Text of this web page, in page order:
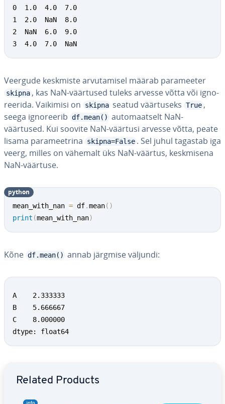
0  1.0  4.0  7.0
1  2.0  NaN  8.0
2  NaN  6.0  9.0
3  4.0  7.0  NaN
Veergude keskmiste ar­vu­ta­misel määrab pa­ra­mee­ter
skipna , kas NaN-väärtused tuleks arvesse võtta või ig­no­
ree­rida. Vaikimisi on
skipna seatud väär­tu­seks True ,
seega ig­no­ree­rib df.mean() au­to­maat­selt NaN-
väärtused. Kui soovite NaN-väärtusi arvesse võtta, peate
lisama pa­ra­meet­rina
skipna=False . Sel juhul tagastab iga
veerg, milles on vähemalt üks NaN-väärtus, kesk­misena
NaN-väärtuse.
mean_with_nan = df.mean( )
print (mean_with_nan)
python
Kõne df.mean() annab järgmise väljundi:
A    2.333333
B    5.666667
C    8.000000
dtype: float64
Related Products